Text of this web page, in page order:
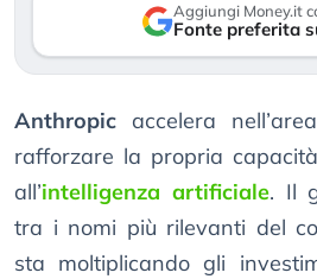
Aggiungi Money.it
Fonte preferita
Anthropic accelera
rafforzare la propria
all’intelligenza artificiale. Il
tra i nomi più rilevanti del
sta moltiplicando gli